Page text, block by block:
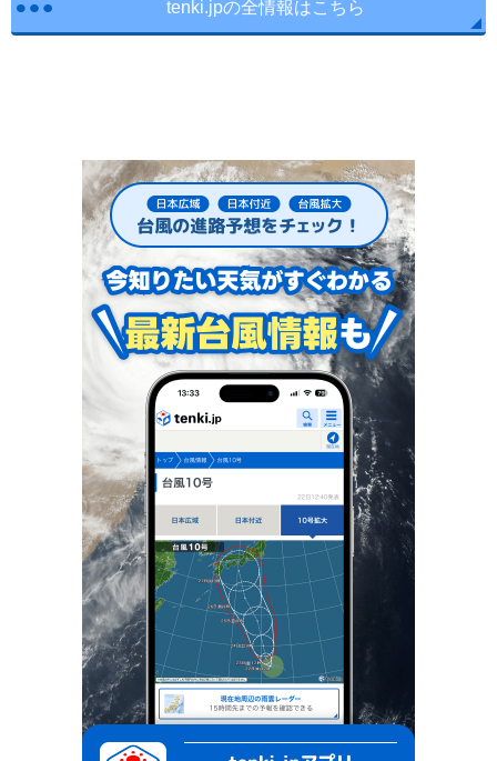
tenki.jpの全情報はこちら